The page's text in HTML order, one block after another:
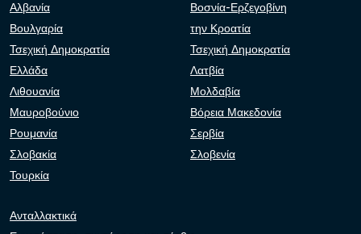
Αλβανία
Βοσνία-Ερζεγοβίνη
Βουλγαρία
την Κροατία
Τσεχική Δημοκρατία
Τσεχική Δημοκρατία
Ελλάδα
Λατβία
Λιθουανία
Μολδαβία
Μαυροβούνιο
Βόρεια Μακεδονία
Ρουμανία
Σερβία
Σλοβακία
Σλοβενία
Τουρκία
Ανταλλακτικά